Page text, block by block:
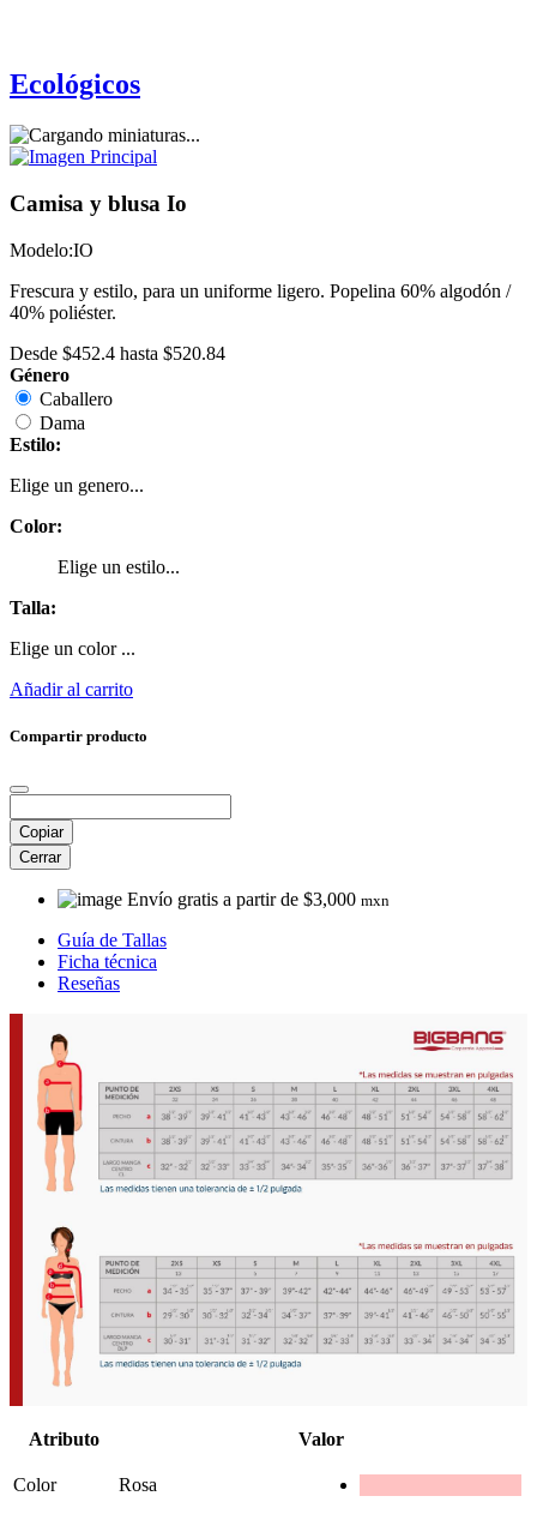
Ecológicos
Camisa y blusa Io
Modelo:IO
Frescura y estilo, para un uniforme ligero. Popelina 60% algodón /
40% poliéster.
Desde $452.4 hasta $520.84
Género
Caballero
Dama
Estilo:
Elige un genero...
Color:
Elige un estilo...
Talla:
Elige un color ...
Añadir al carrito
Compartir producto
Copiar
Cerrar
Envío gratis a partir de $3,000 mxn
Guía de Tallas
Ficha técnica
Reseñas
Atributo Valor
Color Rosa